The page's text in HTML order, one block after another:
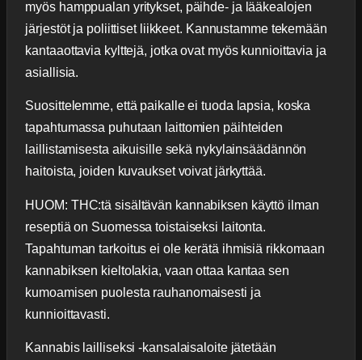
myös hamppualan yritykset, päihde- ja lääkealojen
järjestöt ja poliittiset liikkeet. Kannustamme tekemään
kantaaottavia kylttejä, jotka ovat myös kunnioittavia ja
asiallisia.
Suosittelemme, että paikalle ei tuoda lapsia, koska
tapahtumassa puhutaan laittomien päihteiden
laillistamisesta aikuisille sekä nykylainsäädännön
haitoista, joiden kuvaukset voivat järkyttää.
HUOM: THC:tä sisältävän kannabiksen käyttö ilman
reseptiä on Suomessa toistaiseksi laitonta.
Tapahtuman tarkoitus ei ole kerätä ihmisiä rikkomaan
kannabiksen kieltolakia, vaan ottaa kantaa sen
kumoamisen puolesta rauhanomaisesti ja
kunnioittavasti.
Kannabis lailliseksi -kansalaisaloite jätetään